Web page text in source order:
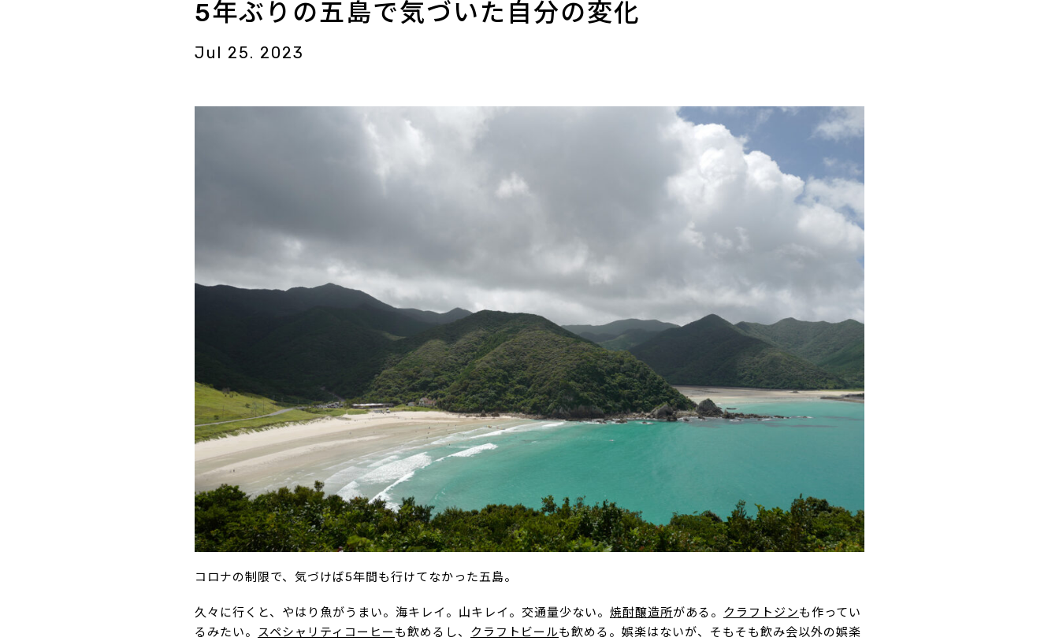
5年ぶりの五島で気づいた自分の変化
Jul 25. 2023
コロナの制限で、気づけば5年間も行けてなかった五島。
久々に行くと、やはり魚がうまい。海キレイ。山キレイ。交通量少ない。 焼酎醸造所がある。 クラフトジンも作ってい
るみたい。 スペシャリティコーヒー も飲めるし、 クラフトビールも飲める。娯楽はないが、そもそも飲み会以外の娯楽